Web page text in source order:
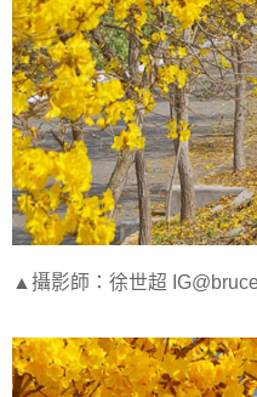
▲攝影師：徐世超